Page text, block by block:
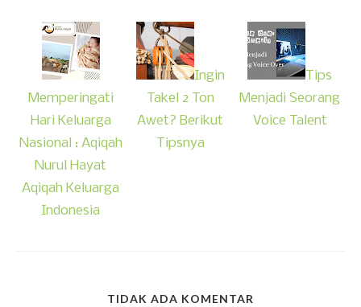
Memperingati
Hari Keluarga
Nasional : Aqiqah
Nurul Hayat
Aqiqah Keluarga
Indonesia
Ingin
Takel 2 Ton
Awet? Berikut
Tipsnya
Tips
Menjadi Seorang
Voice Talent
TIDAK ADA KOMENTAR